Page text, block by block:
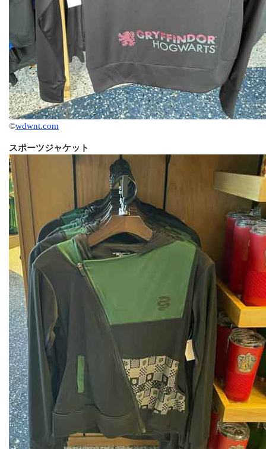
©wdwnt.com
スポーツジャケット